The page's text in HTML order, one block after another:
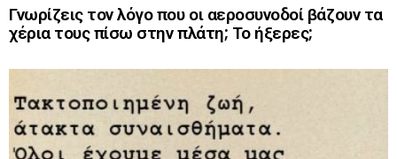
Γνωρίζεις τον λόγο που οι αεροσυνοδοί βάζουν τα
χέρια τους πίσω στην πλάτη; Το ήξερες;